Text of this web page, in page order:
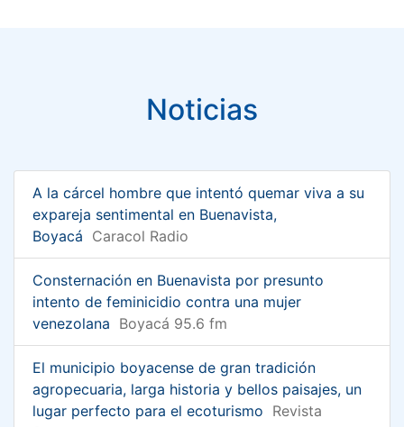
Noticias
A la cárcel hombre que intentó quemar viva a su
expareja sentimental en Buenavista,
Boyacá Caracol Radio
Consternación en Buenavista por presunto
intento de feminicidio contra una mujer
venezolana Boyacá 95.6 fm
El municipio boyacense de gran tradición
agropecuaria, larga historia y bellos paisajes, un
lugar perfecto para el ecoturismo Revista